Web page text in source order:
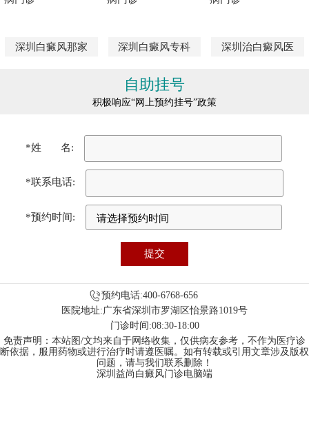
深圳白癜风那家 深圳白癜风专科 深圳治白癜风医
自助挂号
积极响应“网上预约挂号”政策
*姓 名:
*联系电话:
*预约时间:
预约电话:400-6768-656
医院地址:广东省深圳市罗湖区怡景路1019号
门诊时间:08:30-18:00
免责声明：本站图/文均来自于网络收集，仅供病友参考，不作为医疗诊
断依据，服用药物或进行治疗时请遵医嘱。如有转载或引用文章涉及版权
问题，请与我们联系删除！
深圳益尚白癜风门诊电脑端